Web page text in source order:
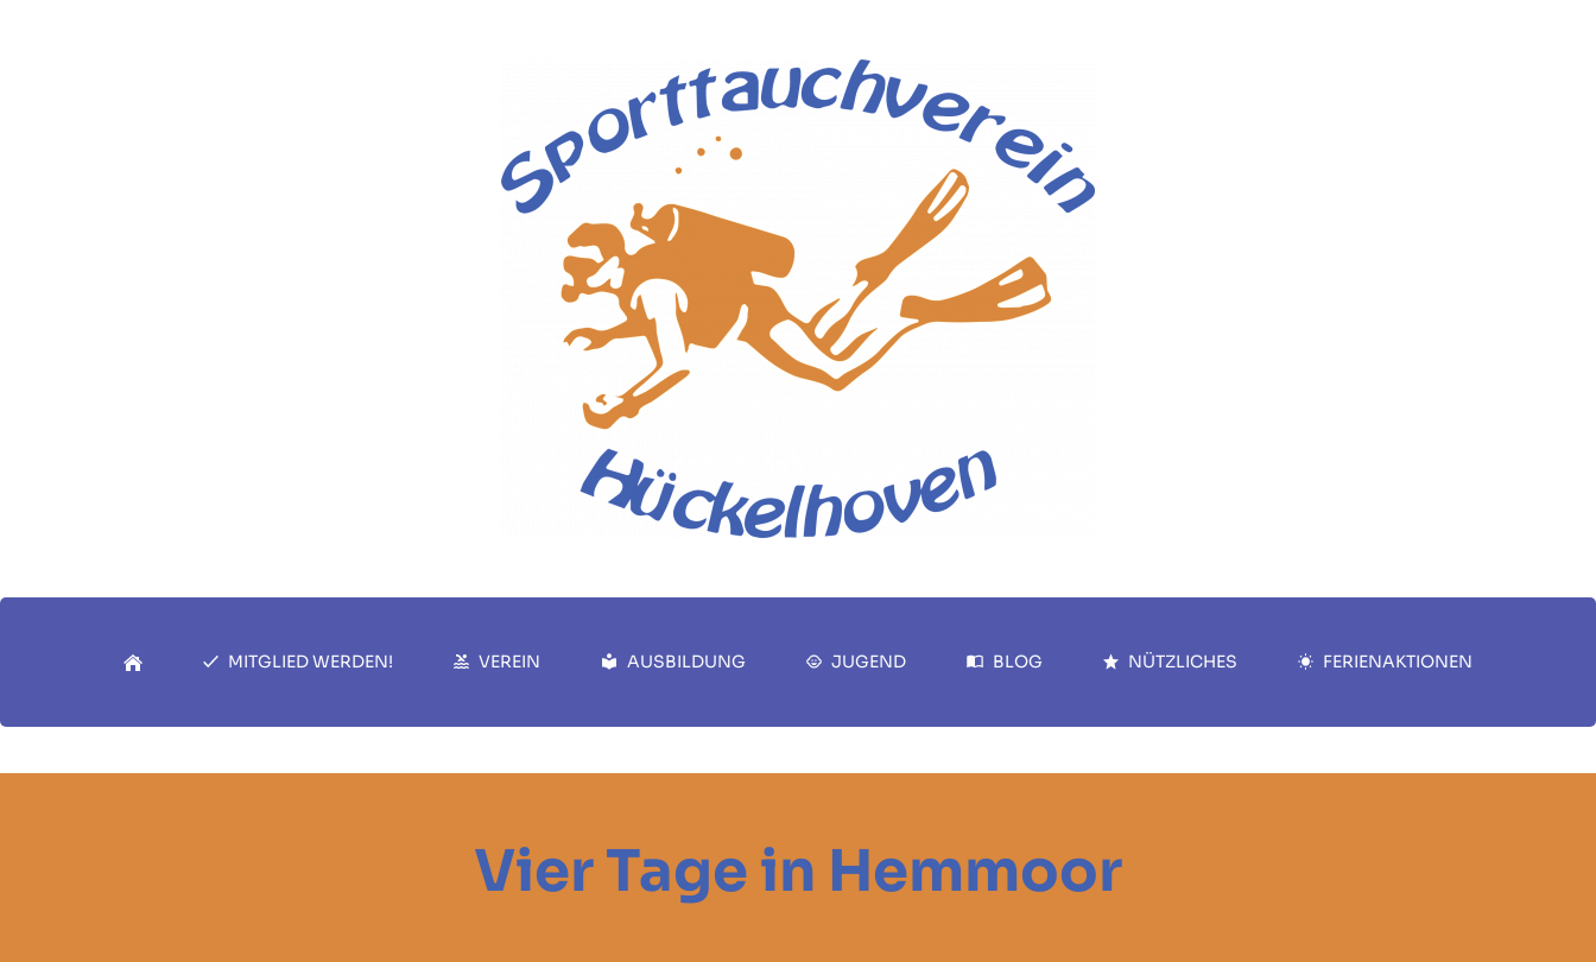
MITGLIED WERDEN! VEREIN AUSBILDUNG JUGEND BLOG NÜTZLICHES FERIENAKTIONEN
Vier Tage in Hemmoor